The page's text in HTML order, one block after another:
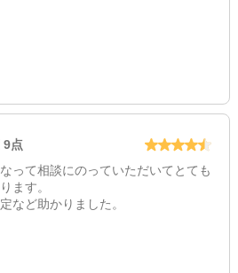
9点
って相談にのっていただいてとても
ます。
など助かりました。